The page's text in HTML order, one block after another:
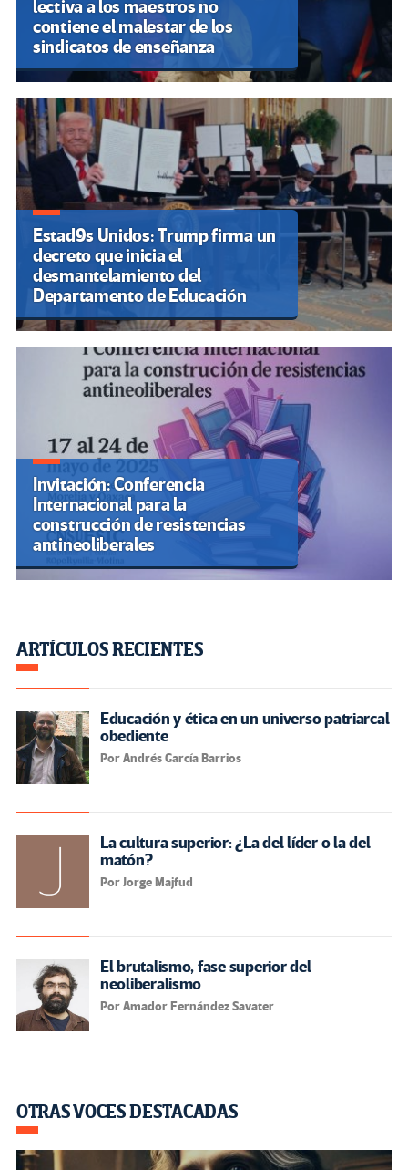
lectiva a los maestros no
contiene el malestar de los
sindicatos de enseñanza
Estad9s Unidos: Trump firma un
decreto que inicia el
desmantelamiento del
Departamento de Educación
Invitación: Conferencia
Internacional para la
construcción de resistencias
antineoliberales
ARTÍCULOS RECIENTES
Educación y ética en un universo patriarcal
obediente
Por Andrés García Barrios
La cultura superior: ¿La del líder o la del
matón?
Por Jorge Majfud
El brutalismo, fase superior del
neoliberalismo
Por Amador Fernández Savater
OTRAS VOCES DESTACADAS